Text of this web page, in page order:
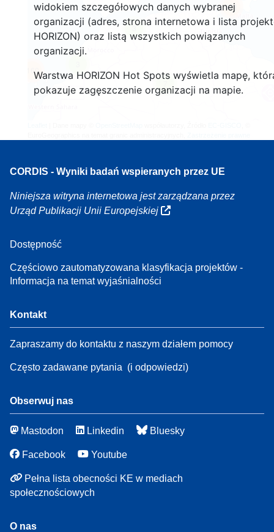
widokiem szczegółowych danych wybranej
organizacji (adres, strona internetowa i lista
HORIZON) oraz listą wszystkich powiązanych
organizacji.
Warstwa HORIZON Hot Spots wyświetla mapę,
pokazuje zagęszczenie organizacji na mapie.
3
160
481
CORDIS - Wyniki badań wspieranych przez UE
Niniejsza witryna internetowa jest zarządzana przez
Urząd Publikacji Unii Europejskiej
Dostępność
Częściowo zautomatyzowana klasyfikacja projektów -
Informacja na temat wyjaśnialności
Kontakt
Zapraszamy do kontaktu z naszym działem pomocy
Często zadawane pytania (i odpowiedzi)
Obserwuj nas
Mastodon Linkedin Bluesky
Facebook Youtube
Pełna lista obecności KE w mediach
społecznościowych
O nas